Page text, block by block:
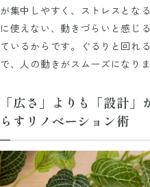
が集中しやすく、ストレスとな
に使えない、動きづらいと感じ
ているからです。ぐるりと回れ
で、人の動きがスムーズになりま
「広さ」よりも「設計
らすリノベーション術